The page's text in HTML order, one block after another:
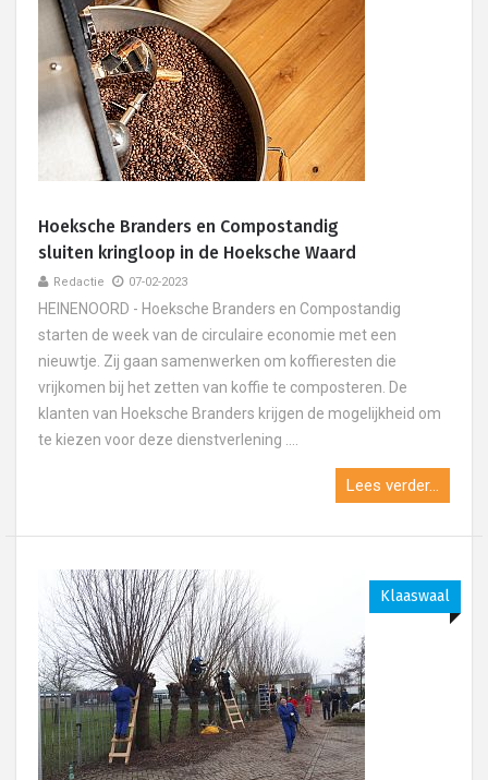
Hoeksche Branders en Compostandig
sluiten kringloop in de Hoeksche Waard
Redactie 07-02-2023
HEINENOORD - Hoeksche Branders en Compostandig
starten de week van de circulaire economie met een
nieuwtje. Zij gaan samenwerken om koffieresten die
vrijkomen bij het zetten van koffie te composteren. De
klanten van Hoeksche Branders krijgen de mogelijkheid om
te kiezen voor deze dienstverlening ....
Lees verder...
Klaaswaal